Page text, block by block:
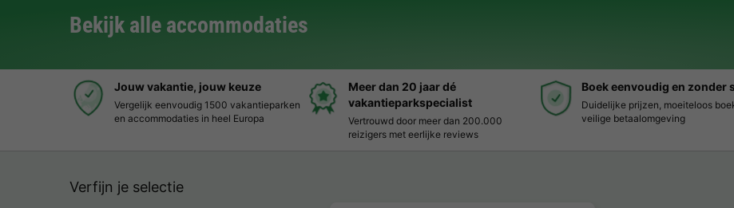
Bekijk alle accommodaties
Jouw vakantie, jouw keuze
Vergelijk eenvoudig 1500 vakantieparken
en accommodaties in heel Europa
Meer dan 20 jaar dé
vakantieparkspecialist
Vertrouwd door meer dan 200.000
reizigers met eerlijke reviews
Boek eenvoudig en zonder
Duidelijke prijzen, moeiteloos
veilige betaalomgeving
Verfijn je selectie